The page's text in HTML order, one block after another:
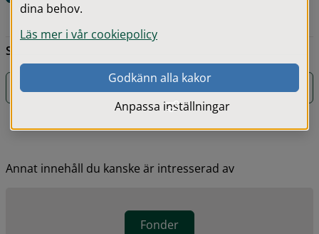
Sidans innehåll senast uppdaterat:
Saknar du något på denna sida?
Annat innehåll du kanske är intresserad av
Fonder
dina behov.
Läs mer i vår cookiepolicy
Godkänn alla kakor
Anpassa inställningar